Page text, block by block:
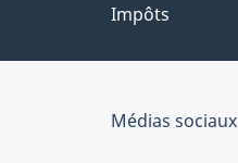
Impôts
Médias sociaux